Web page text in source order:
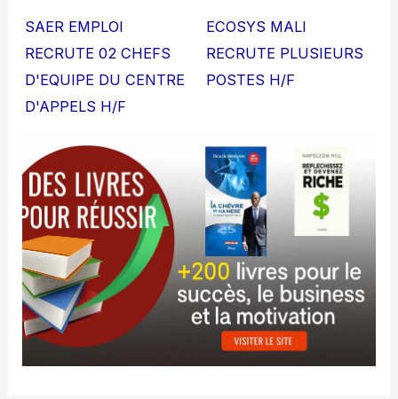
SAER EMPLOI
RECRUTE 02 CHEFS
D'EQUIPE DU CENTRE
D'APPELS H/F
ECOSYS MALI
RECRUTE PLUSIEURS
POSTES H/F